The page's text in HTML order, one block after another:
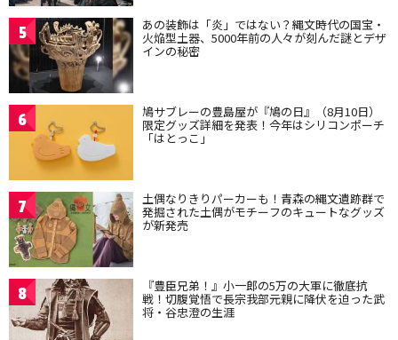
5 あの装飾は「炎」ではない？縄文時代の国宝・
火焔型土器、5000年前の人々が刻んだ謎とデザ
インの秘密
6 鳩サブレーの豊島屋が『鳩の日』（8月10日）
限定グッズ詳細を発表！今年はシリコンポーチ
「はとっこ」
7 土偶なりきりパーカーも！青森の縄文遺跡群で
発掘された土偶がモチーフのキュートなグッズ
が新発売
8 『豊臣兄弟！』小一郎の5万の大軍に徹底抗
戦！切腹覚悟で長宗我部元親に降伏を迫った武
将・谷忠澄の生涯